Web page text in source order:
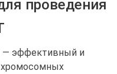
проведения
— эффективный и